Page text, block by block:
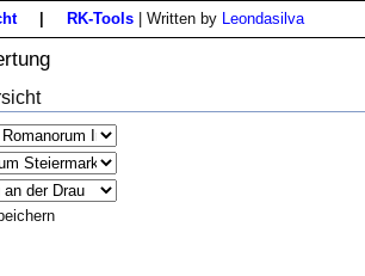
RK-Tools | Written by Leondasilva